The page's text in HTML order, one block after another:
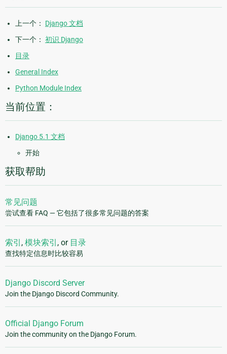
上一个： Django 文档
下一个： 初识 Django
目录
General Index
Python Module Index
当前位置：
Django 5.1 文档
开始
获取帮助
常见问题
尝试查看 FAQ — 它包括了很多常见问题的答案
索引 , 模块索引 , or 目录
查找特定信息时比较容易
Django Discord Server
Join the Django Discord Community.
Official Django Forum
Join the community on the Django Forum.